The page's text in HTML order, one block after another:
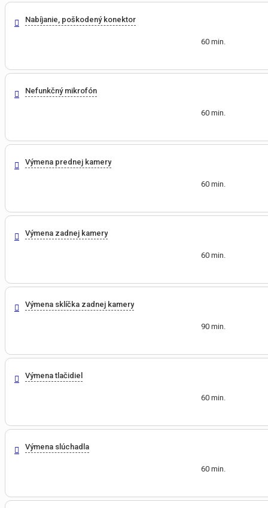
Nabíjanie, poškodený konektor
60 min.
Nefunkčný mikrofón
60 min.
Výmena prednej kamery
60 min.
Výmena zadnej kamery
60 min.
Výmena sklíčka zadnej kamery
90 min.
Výmena tlačidiel
60 min.
Výmena slúchadla
60 min.